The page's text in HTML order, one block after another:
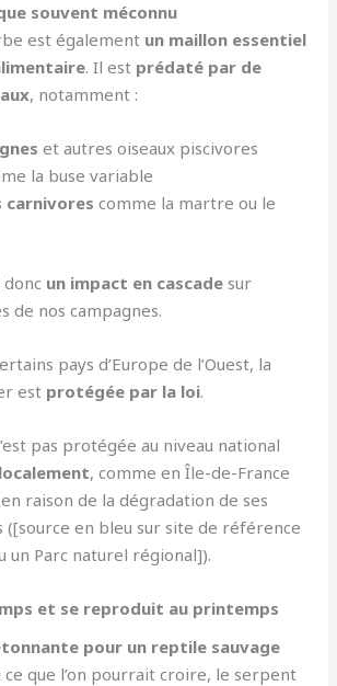
souvent méconnu
est également un maillon essentiel
. Il est prédaté par de
, notamment :
et autres oiseaux piscivores
la buse variable
carnivores comme la martre ou le
un impact en cascade sur
de nos campagnes.
pays d’Europe de l’Ouest, la
est protégée par la loi.
pas protégée au niveau national
localement, comme en Île-de-France
raison de la dégradation de ses
([source en bleu sur site de référence
un Parc naturel régional]).
et se reproduit au printemps
pour un reptile sauvage
que l’on pourrait croire, le serpent